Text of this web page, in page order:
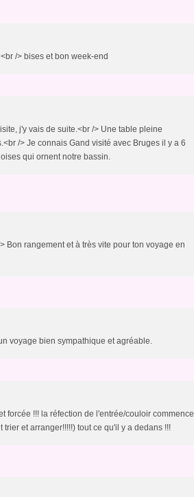
/> bises et bon week-end
j'y vais de suite.<br /> Une table pleine
/> Je connais Gand visité avec Bruges il y a 6
qui ornent notre bassin.
Bon rangement et à très vite pour ton voyage en
voyage bien sympathique et agréable.
forcée !!! la réfection de l'entrée/couloir commence
et arranger!!!!!) tout ce qu'il y a dedans !!!